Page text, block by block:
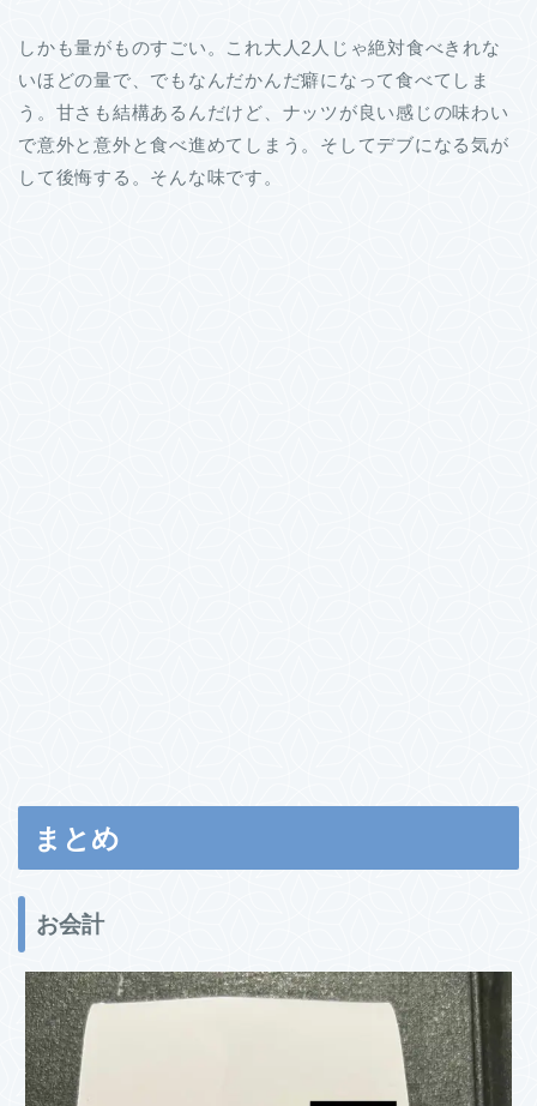
しかも量がものすごい。これ大人2人じゃ絶対食べきれな
いほどの量で、でもなんだかんだ癖になって食べてしま
う。甘さも結構あるんだけど、ナッツが良い感じの味わい
で意外と意外と食べ進めてしまう。そしてデブになる気が
して後悔する。そんな味です。
まとめ
お会計